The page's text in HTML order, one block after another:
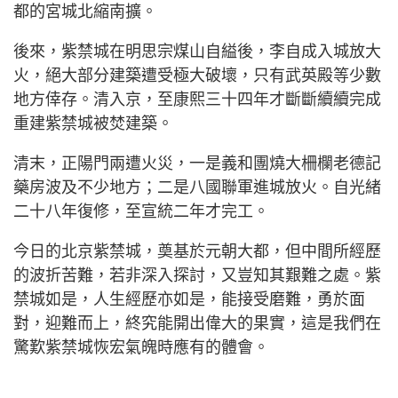
都的宮城北縮南擴。
後來，紫禁城在明思宗煤山自縊後，李自成入城放大
火，絕大部分建築遭受極大破壞，只有武英殿等少數
地方倖存。清入京，至康熙三十四年才斷斷續續完成
重建紫禁城被焚建築。
清末，正陽門兩遭火災，一是義和團燒大柵欄老德記
藥房波及不少地方；二是八國聯軍進城放火。自光緒
二十八年復修，至宣統二年才完工。
今日的北京紫禁城，奠基於元朝大都，但中間所經歷
的波折苦難，若非深入探討，又豈知其艱難之處。紫
禁城如是，人生經歷亦如是，能接受磨難，勇於面
對，迎難而上，終究能開出偉大的果實，這是我們在
驚歎紫禁城恢宏氣魄時應有的體會。